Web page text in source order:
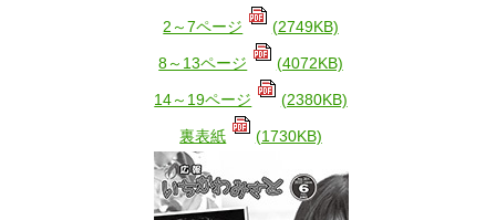
2～7ページ (2749KB)
8～13ページ (4072KB)
14～19ページ (2380KB)
裏表紙 (1730KB)